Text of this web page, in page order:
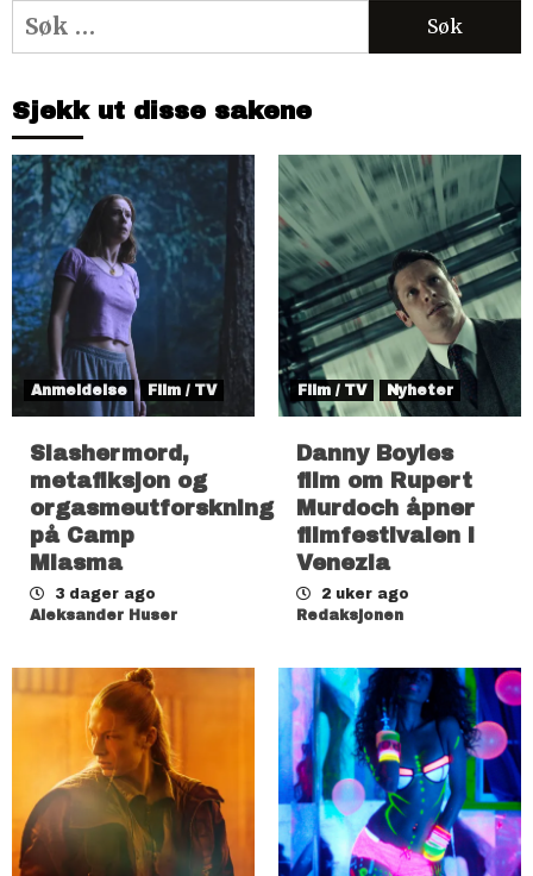
Søk
etter:
Sjekk ut disse sakene
Anmeldelse Film / TV
Slashermord,
metafiksjon og
orgasmeutforskning
på Camp
Miasma
3 dager ago
Aleksander Huser
Film / TV Nyheter
Danny Boyles
film om Rupert
Murdoch åpner
filmfestivalen i
Venezia
2 uker ago
Redaksjonen